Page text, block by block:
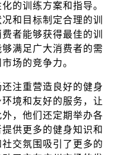
的训练方案和指导。
和目标制定合理的训
者能够获得最佳的训
满足广大消费者的需
场的竞争力。
注重营造良好的健身
境和友好的服务，让
，他们还定期举办各
供更多的健身知识和
交氛围吸引了更多的